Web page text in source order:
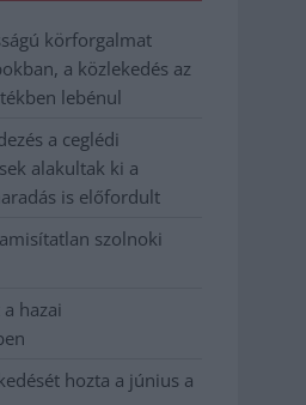
körforgalmat
a közlekedés az
lebénul
a ceglédi
alakultak ki a
is előfordult
szolnoki
hazai
hozta a június a